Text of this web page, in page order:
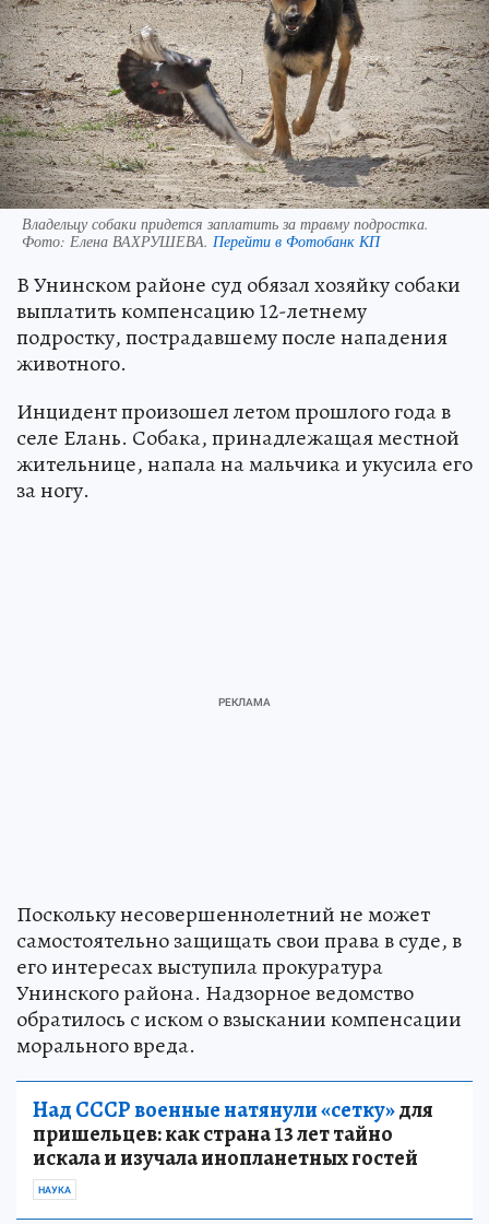
Владельцу собаки придется заплатить за травму подростка.
Фото: Елена ВАХРУШЕВА. Перейти в Фотобанк КП
В Унинском районе суд обязал хозяйку собаки
выплатить компенсацию 12-летнему
подростку, пострадавшему после нападения
животного.
Инцидент произошел летом прошлого года в
селе Елань. Собака, принадлежащая местной
жительнице, напала на мальчика и укусила его
за ногу.
Поскольку несовершеннолетний не может
самостоятельно защищать свои права в суде, в
его интересах выступила прокуратура
Унинского района. Надзорное ведомство
обратилось с иском о взыскании компенсации
морального вреда.
Над СССР военные натянули «сетку»для
пришельцев: как страна 13 лет тайно
искала и изучала инопланетных гостей
НАУКА